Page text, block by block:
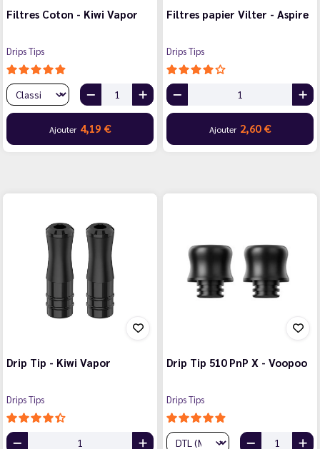
Filtres Coton - Kiwi Vapor
Drips Tips
Ajouter 4,19 €
Filtres papier Vilter - Aspire
Drips Tips
Ajouter 2,60 €
Drip Tip - Kiwi Vapor
Drips Tips
Drip Tip 510 PnP X - Voopoo
Drips Tips